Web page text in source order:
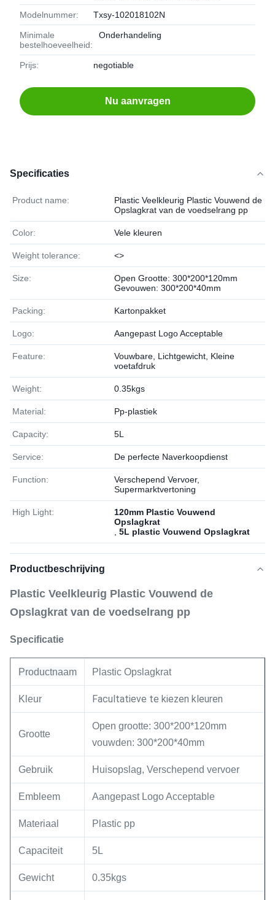
Modelnummer: Txsy-102018102N
Minimale
bestelhoeveelheid:
Onderhandeling
Prijs: negotiable
Nu aanvragen
Specificaties
Product name:
Plastic Veelkleurig Plastic Vouwend de
Opslagkrat van de voedselrang pp
Color: Vele kleuren
Weight tolerance: <>
Size:
Open Grootte: 300*200*120mm
Gevouwen: 300*200*40mm
Packing: Kartonpakket
Logo: Aangepast Logo Acceptable
Feature:
Vouwbare, Lichtgewicht, Kleine
voetafdruk
Weight: 0.35kgs
Material: Pp-plastiek
Capacity: 5L
Service: De perfecte Naverkoopdienst
Function:
Verschepend Vervoer,
Supermarktvertoning
High Light:
120mm Plastic Vouwend
Opslagkrat
5L plastic Vouwend Opslagkrat
Productbeschrijving
Plastic Veelkleurig Plastic Vouwend de
Opslagkrat van de voedselrang pp
Specificatie
Productnaam Plastic Opslagkrat
Kleur Facultatieve te kiezen kleuren
Grootte
Open grootte: 300*200*120mm
vouwden: 300*200*40mm
Gebruik Huisopslag, Verschepend vervoer
Embleem Aangepast Logo Acceptable
Materiaal Plastic pp
Capaciteit 5L
Gewicht 0.35kgs